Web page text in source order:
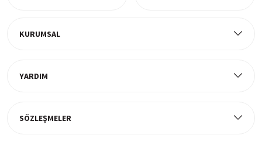
KURUMSAL
YARDIM
SÖZLEŞMELER